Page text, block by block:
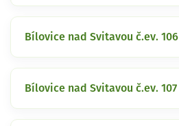
Bílovice nad Svitavou č.ev. 106
Bílovice nad Svitavou č.ev. 107